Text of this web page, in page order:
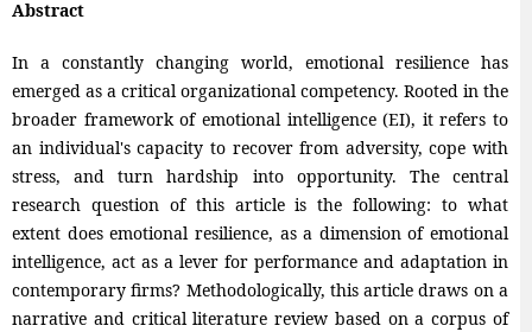
Abstract
In a constantly changing world, emotional resilience has
emerged as a critical organizational competency. Rooted in the
broader framework of emotional intelligence (EI), it refers to
an individual's capacity to recover from adversity, cope with
stress, and turn hardship into opportunity. The central
research question of this article is the following: to what
extent does emotional resilience, as a dimension of emotional
intelligence, act as a lever for performance and adaptation in
contemporary firms? Methodologically, this article draws on a
narrative and critical literature review based on a corpus of